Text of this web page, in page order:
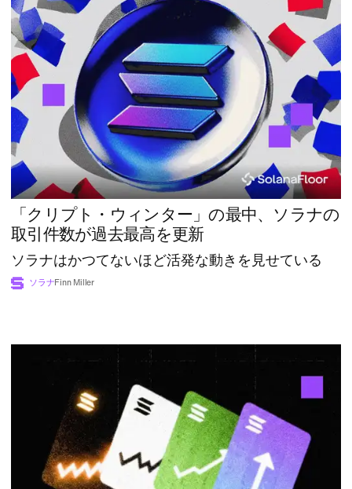
「クリプト・ウィンター」の最中、ソラナの
取引件数が過去最高を更新
ソラナはかつてないほど活発な動きを見せている
ソラナFinn Miller